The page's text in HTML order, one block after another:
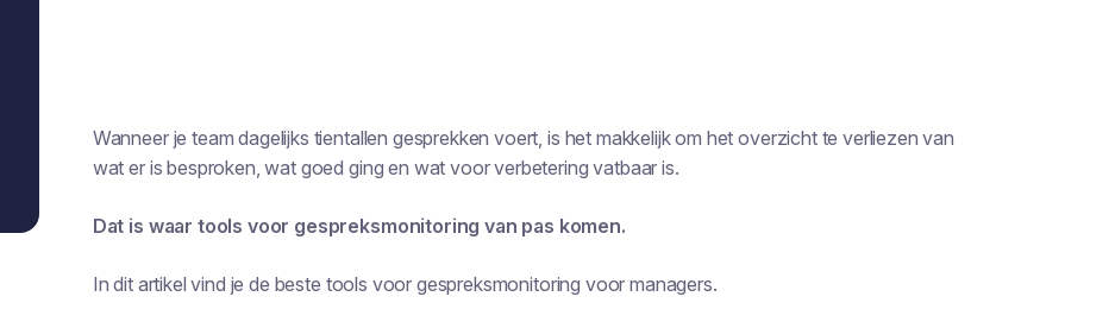
Wanneer je team dagelijks tientallen gesprekken voert, is het makkelijk om het overzicht te verliezen van
wat er is besproken, wat goed ging en wat voor verbetering vatbaar is.
Dat is waar tools voor gespreksmonitoring van pas komen.
In dit artikel vind je de beste tools voor gespreksmonitoring voor managers.